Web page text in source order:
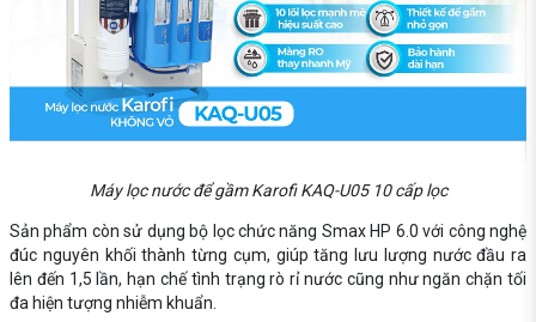
Máy lọc nước để gầm Karofi KAQ-U05 10 cấp lọc
Sản phẩm còn sử dụng bộ lọc chức năng Smax HP 6.0 với công nghệ
đúc nguyên khối thành từng cụm, giúp tăng lưu lượng nước đầu ra
lên đến 1,5 lần, hạn chế tình trạng rò rỉ nước cũng như ngăn chặn tối
đa hiện tượng nhiễm khuẩn.